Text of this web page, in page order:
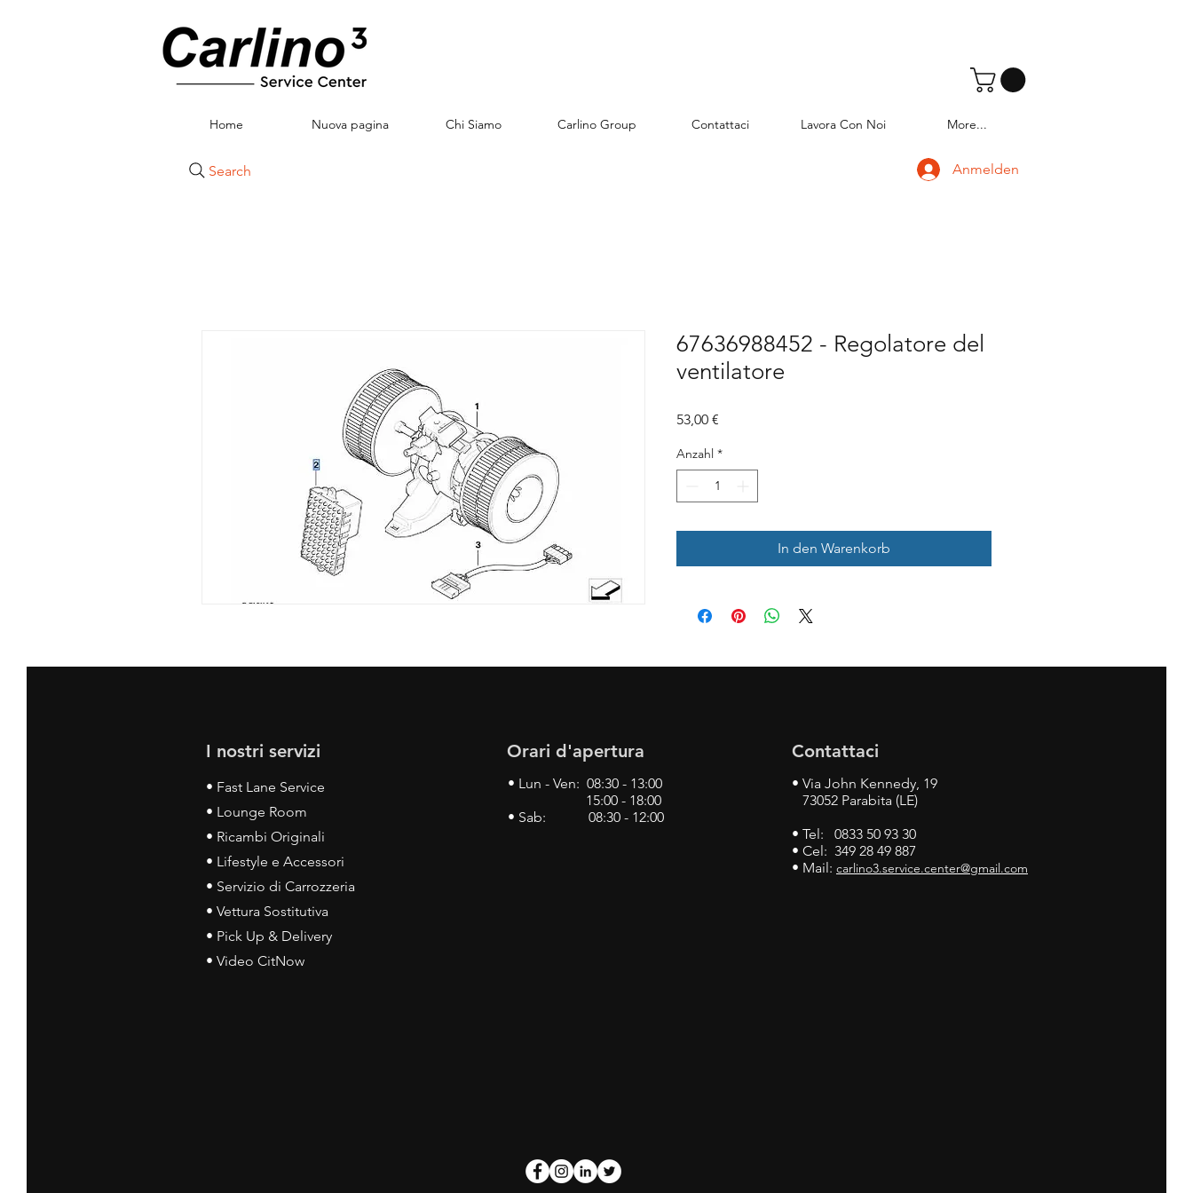
Home Nuova pagina Chi Siamo Carlino Group Contattaci Lavora Con Noi More...
Search Anmelden
67636988452 - Regolatore del
ventilatore
53,00 €
Anzahl *
In den Warenkorb
I nostri servizi
• Fast Lane Service
• Lounge Room
• Ricambi Originali
• Lifestyle e Accessori
• Servizio di Carrozzeria
• Vettura Sostitutiva
• Pick Up & Delivery
• Video CitNow
Orari d'apertura
• Lun - Ven: 08:30 - 13:00
15:00 - 18:00
• Sab: 08:30 - 12:00
Contattaci
• Via John Kennedy, 19
73052 Parabita (LE)
• Tel: 0833 50 93 30
• Cel: 349 28 49 887
• Mail: carlino3.service.center@gmail.com